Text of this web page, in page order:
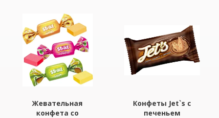
Жевательная
конфета со
Конфеты Jet`s с
печеньем